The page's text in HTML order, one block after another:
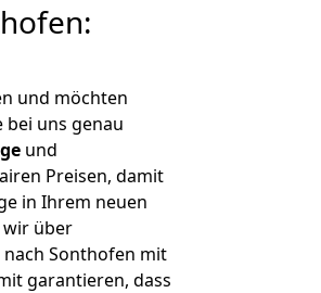
und möchten
bei uns genau
und
Preisen, damit
in Ihrem neuen
wir über
Sonthofen mit
garantieren, dass